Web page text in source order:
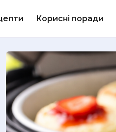
Корисні поради